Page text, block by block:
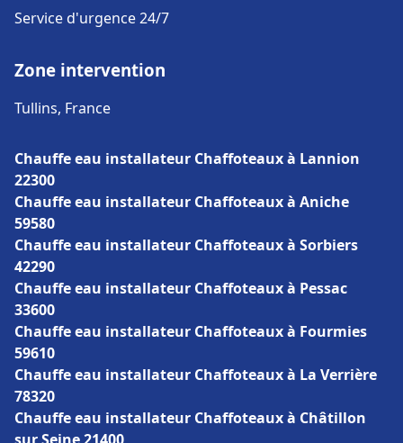
Service d'urgence 24/7
Zone intervention
Tullins, France
Chauffe eau installateur Chaffoteaux à Lannion
22300
Chauffe eau installateur Chaffoteaux à Aniche
59580
Chauffe eau installateur Chaffoteaux à Sorbiers
42290
Chauffe eau installateur Chaffoteaux à Pessac
33600
Chauffe eau installateur Chaffoteaux à Fourmies
59610
Chauffe eau installateur Chaffoteaux à La Verrière
78320
Chauffe eau installateur Chaffoteaux à Châtillon